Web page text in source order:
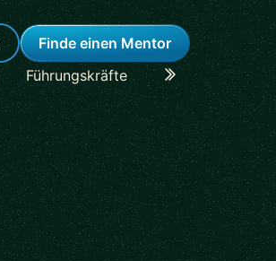
Finde einen Mentor
Führungskräfte Karriere-Coaches